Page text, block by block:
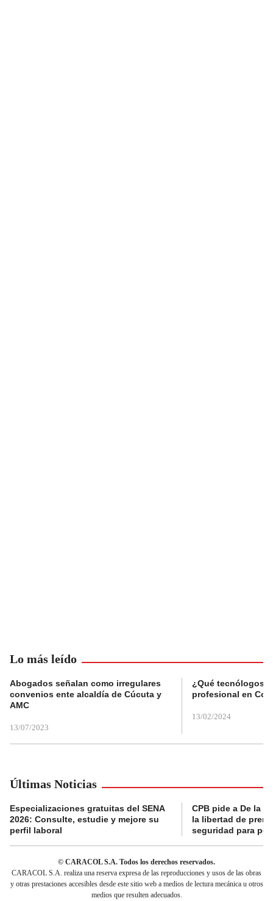
Lo más leído
Abogados señalan como irregulares
convenios ente alcaldía de Cúcuta y
AMC
13/07/2023
¿Qué tecnólogos
profesional en
13/02/2024
Últimas Noticias
Especializaciones gratuitas del SENA
2026: Consulte, estudie y mejore su
perfil laboral
CPB pide a De la
la libertad de
seguridad para
© CARACOL S.A. Todos los derechos reservados.
CARACOL S.A. realiza una reserva expresa de las reproducciones y usos de las obras
y otras prestaciones accesibles desde este sitio web a medios de lectura mecánica u otros
medios que resulten adecuados.